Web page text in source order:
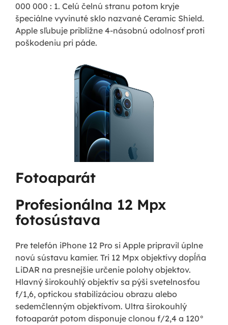
000 000 : 1. Celú čelnú stranu potom kryje
špeciálne vyvinuté sklo nazvané Ceramic Shield.
Apple sľubuje približne 4-násobnú odolnosť proti
poškodeniu pri páde.
Fotoaparát
Profesionálna 12 Mpx
fotosústava
Pre telefón iPhone 12 Pro si Apple pripravil úplne
novú sústavu kamier. Tri 12 Mpx objektívy dopĺňa
LiDAR na presnejšie určenie polohy objektov.
Hlavný širokouhlý objektív sa pýši svetelnosťou
f/1,6, optickou stabilizáciou obrazu alebo
sedemčlenným objektívom. Ultra širokouhlý
fotoaparát potom disponuje clonou f/2,4 a 120°